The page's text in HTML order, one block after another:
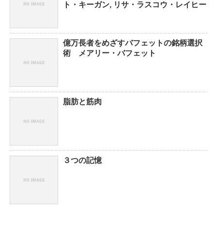
ト・キーガン, リサ・ラスコウ・レイヒー
億万長者をめざすバフェットの銘柄選択
術 メアリー・バフェット
脂肪と筋肉
３つの記憶